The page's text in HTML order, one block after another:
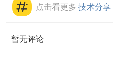
点击看更多 技术分享
暂无评论